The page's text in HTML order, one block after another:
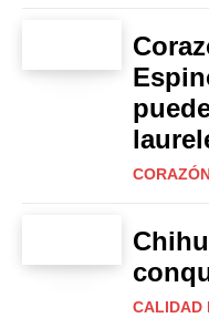
CALIDAD